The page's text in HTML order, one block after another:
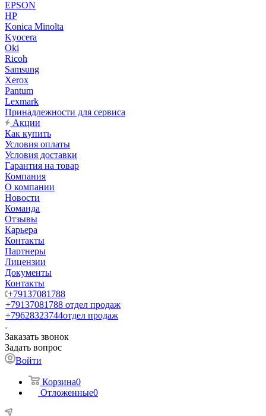
EPSON
HP
Konica Minolta
Kyocera
Oki
Ricoh
Samsung
Xerox
Pantum
Lexmark
Принадлежности для сервиса
Акции
Как купить
Условия оплаты
Условия доставки
Гарантия на товар
Компания
О компании
Новости
Команда
Отзывы
Карьера
Контакты
Партнеры
Лицензии
Документы
Контакты
+79137081788
+79137081788 отдел продаж
+79628323744отдел продаж
Заказать звонок
Задать вопрос
Войти
Корзина0
Отложенные0